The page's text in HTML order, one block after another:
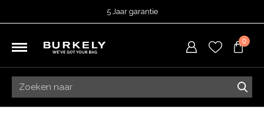
5 Jaar garantie
Besteld voor 15:00 = vandaag verzonden.
0